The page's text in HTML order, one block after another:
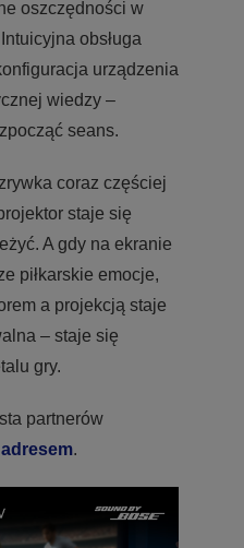
oszczędności w
obsługa
urządzenia
wiedzy –
seans.
coraz częściej
staje się
A gdy na ekranie
piłkarskie emocje,
a projekcją staje
– staje się
gry.
partnerów
.